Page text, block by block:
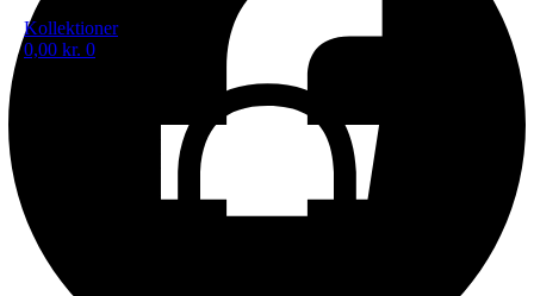
Kollektioner
0,00 kr. 0